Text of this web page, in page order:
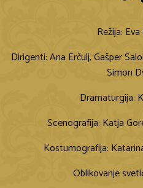
Režija:
Dirigenti: Ana Erčulj, Gašper
Simon
Dramaturgija:
Scenografija: Katja
Kostumografija:
Oblikovanje